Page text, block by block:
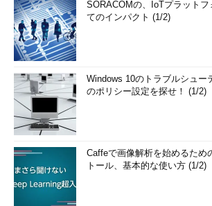
SORACOMの、IoTプラットフ
てのインパクト (1/2)
Windows 10のトラブルシュー
のポリシー設定を探せ！ (1/2)
Caffeで画像解析を始めるため
トール、基本的な使い方 (1/2)